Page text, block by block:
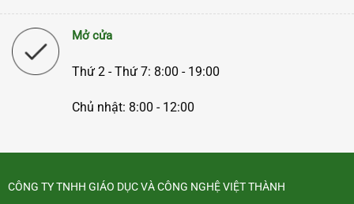
Mở cửa
Thứ 2 - Thứ 7: 8:00 - 19:00
Chủ nhật: 8:00 - 12:00
CÔNG TY TNHH GIÁO DỤC VÀ CÔNG NGHỆ VIỆT THÀNH